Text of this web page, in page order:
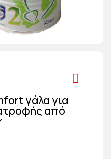
γάλα για
από